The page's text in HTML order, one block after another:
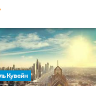
Кувейн